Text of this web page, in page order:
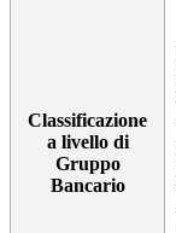
Classificazione
a livello di
Gruppo
Bancario